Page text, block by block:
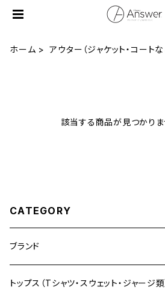
ホーム アウター（ジャケット・コートな
該当する商品が見つかりま
CATEGORY
ブランド
自社限定販売
トップス（Tシャツ・スウェット・ジャージ類